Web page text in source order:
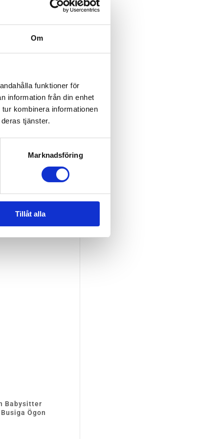
Om
funktioner för
information från din enhet
kombinera informationen
tjänster.
Marknadsföring
Tillåt alla
Babysitter
Ögon